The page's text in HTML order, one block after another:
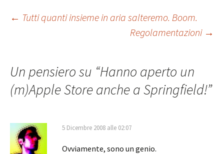
Navigazione
← Tutti quanti insieme in aria salteremo. Boom.
Regolamentazioni →
Un pensiero su “Hanno aperto un
(m)Apple Store anche a Springfield!”
5 Dicembre 2008 alle 02:07
Ovviamente, sono un genio.